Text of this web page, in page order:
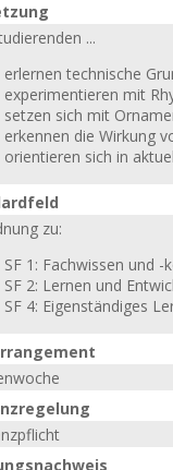
...
erlernen technische
experimentieren mit
setzen sich mit
erkennen die Wirkung
orientieren sich in
zu:
SF 1: Fachwissen und -
SF 2: Lernen und
SF 4: Eigenständiges